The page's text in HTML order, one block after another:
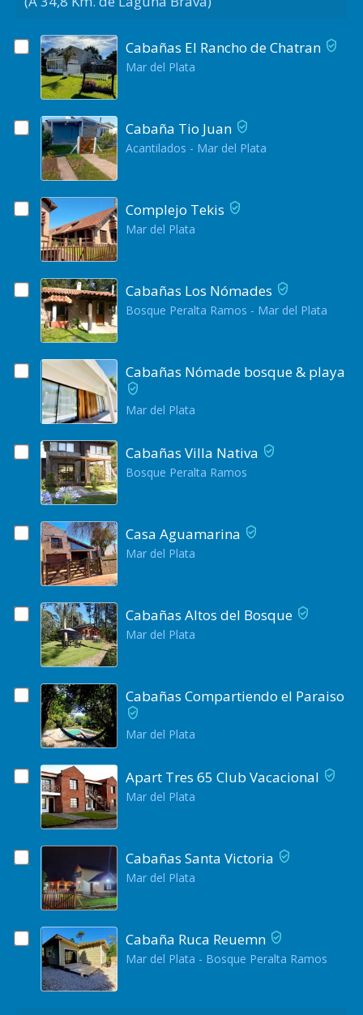
Cabañas El Rancho de Chatran
Mar del Plata
Cabaña Tio Juan
Acantilados - Mar del Plata
Complejo Tekis
Mar del Plata
Cabañas Los Nómades
Bosque Peralta Ramos - Mar del Plata
Cabañas Nómade bosque & playa
Mar del Plata
Cabañas Villa Nativa
Bosque Peralta Ramos
Casa Aguamarina
Mar del Plata
Cabañas Altos del Bosque
Mar del Plata
Cabañas Compartiendo el Paraiso
Mar del Plata
Apart Tres 65 Club Vacacional
Mar del Plata
Cabañas Santa Victoria
Mar del Plata
Cabaña Ruca Reuemn
Mar del Plata - Bosque Peralta Ramos